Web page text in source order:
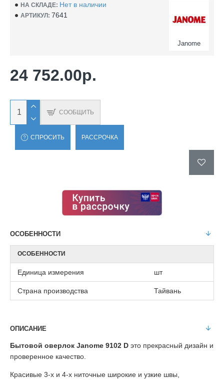
НА СКЛАДЕ: Нет в наличии
АРТИКУЛ: 7641
Janome
24 752.00р.
СООБЩИТЬ
СПРОСИТЬ РАССРОЧКА
ОСОБЕННОСТИ
ОСОБЕННОСТИ
Единица измерения шт
Страна производства Тайвань
ОПИСАНИЕ
Бытовой оверлок Janome 9102 D это прекрасный дизайн и
проверенное качество.
Красивые 3-х и 4-х ниточные широкие и узкие швы,